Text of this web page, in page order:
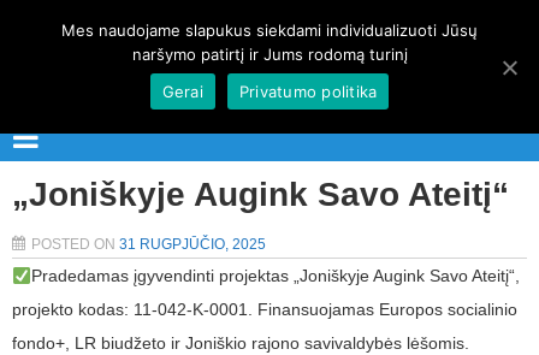
„Joniškyje Augink Savo Ateitį“
POSTED ON 31 RUGPJŪČIO, 2025
Pradedamas įgyvendinti projektas „Joniškyje Augink Savo Ateitį“,
projekto kodas: 11-042-K-0001. Finansuojamas Europos socialinio
fondo+, LR biudžeto ir Joniškio rajono savivaldybės lėšomis.
Mes naudojame slapukus siekdami individualizuoti Jūsų
naršymo patirtį ir Jums rodomą turinį
Gerai
Privatumo politika